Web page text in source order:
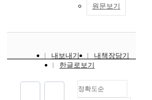
원문보기
내보내기
내책장담기
한글로보기
정확도순